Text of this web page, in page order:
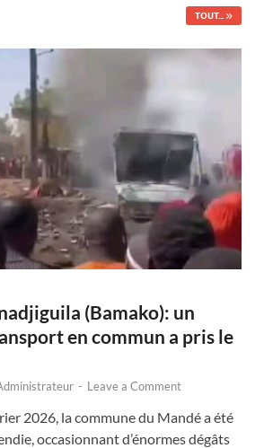
TOUT...
(Bamako): un
en commun a pris le
- Leave a Comment
2026, la commune du Mandé a été
occasionnant d’énormes dégâts